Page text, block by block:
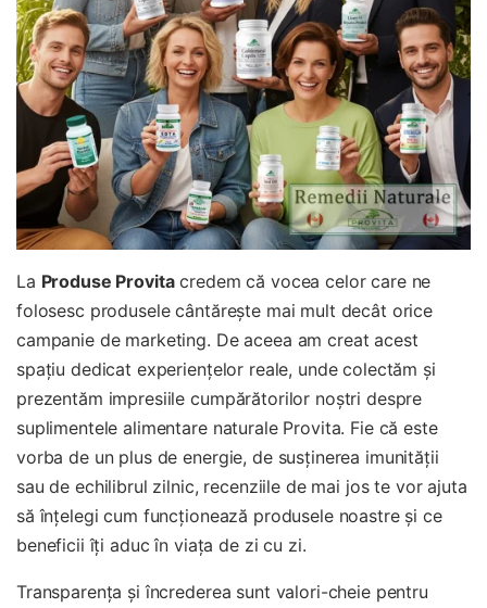
La Produse Provitacredem că vocea celor care ne
folosesc produsele cântărește mai mult decât orice
campanie de marketing. De aceea am creat acest
spațiu dedicat experiențelor reale, unde colectăm și
prezentăm impresiile cumpărătorilor noștri despre
suplimentele alimentare naturale Provita. Fie că este
vorba de un plus de energie, de susținerea imunității
sau de echilibrul zilnic, recenziile de mai jos te vor ajuta
să înțelegi cum funcționează produsele noastre și ce
beneficii îți aduc în viața de zi cu zi.
Transparența și încrederea sunt valori-cheie pentru